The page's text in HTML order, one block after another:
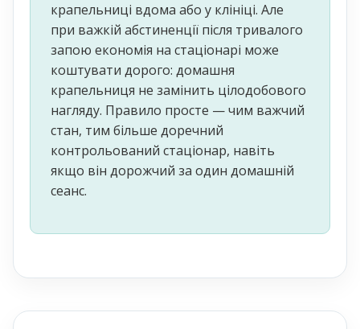
крапельниці вдома або у клініці. Але
при важкій абстиненції після тривалого
запою економія на стаціонарі може
коштувати дорого: домашня
крапельниця не замінить цілодобового
нагляду. Правило просте — чим важчий
стан, тим більше доречний
контрольований стаціонар, навіть
якщо він дорожчий за один домашній
сеанс.